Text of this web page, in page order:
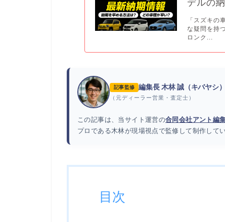
デルの
「スズキの
な疑問を持
ロンク...
記事監修 編集長 木林 誠（キバヤシ）
（元ディーラー営業・査定士）
この記事は、当サイト運営の合同会社アント編
プロである木林が現場視点で監修して制作してい
目次